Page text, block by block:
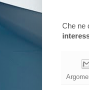
Che ne